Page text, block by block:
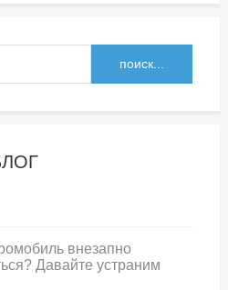
внезапно
Давайте устраним